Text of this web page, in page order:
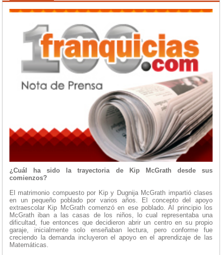
¿Cuál ha sido la trayectoria de Kip McGrath desde sus
comienzos?
El matrimonio compuesto por Kip y Dugnija McGrath impartió clases
en un pequeño poblado por varios años. El concepto del apoyo
extraescolar Kip McGrath comenzó en ese poblado. Al principio los
McGrath iban a las casas de los niños, lo cual representaba una
dificultad, fue entonces que decidieron abrir un centro en su propio
garaje, inicialmente solo enseñaban lectura, pero conforme fue
creciendo la demanda incluyeron el apoyo en el aprendizaje de las
Matemáticas.